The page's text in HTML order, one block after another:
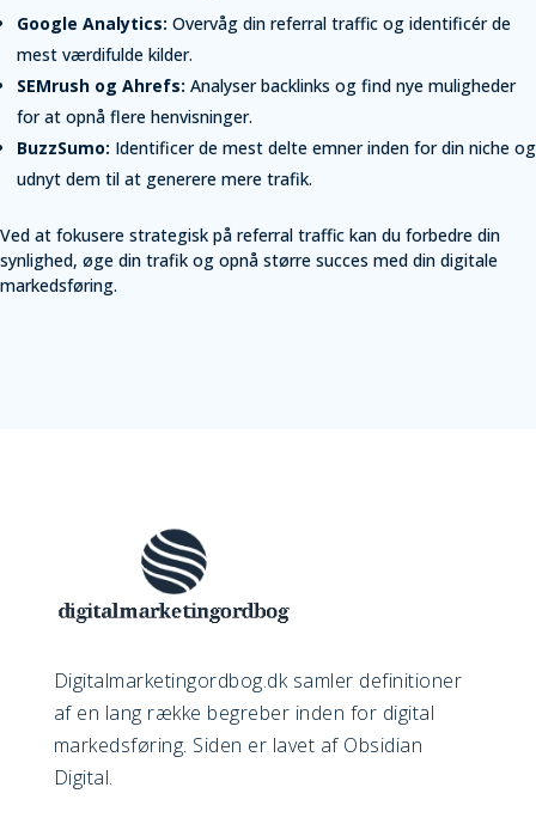
Google Analytics: Overvåg din referral traffic og identificér de
mest værdifulde kilder.
SEMrush og Ahrefs: Analyser backlinks og find nye muligheder
for at opnå flere henvisninger.
BuzzSumo: Identificer de mest delte emner inden for din niche og
udnyt dem til at generere mere trafik.
Ved at fokusere strategisk på referral traffic kan du forbedre din
synlighed, øge din trafik og opnå større succes med din digitale
markedsføring.
Digitalmarketingordbog.dk samler definitioner
af en lang række begreber inden for digital
markedsføring. Siden er lavet af Obsidian
Digital.